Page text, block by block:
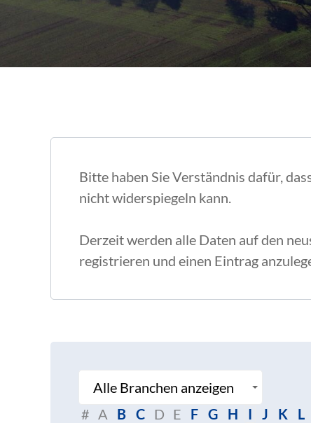
Bitte haben Sie Verständnis dafür,
nicht widerspiegeln kann.
Derzeit werden alle Daten auf den
registrieren und einen Eintrag
# A B C D E F G H I J K L